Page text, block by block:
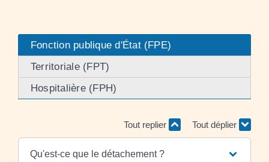
Fonction publique d'État (FPE)
Territoriale (FPT)
Hospitalière (FPH)
Tout replier Tout déplier
Qu'est-ce que le détachement ?